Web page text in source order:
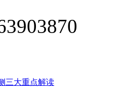
三大重点解读